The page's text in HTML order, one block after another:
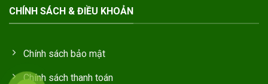
CHÍNH SÁCH & ĐIỀU KHOẢN
Chính sách bảo mật
Chính sách thanh toán